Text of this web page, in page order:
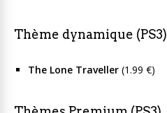
Thème dynamique (PS3)
The Lone Traveller (1.99 €)